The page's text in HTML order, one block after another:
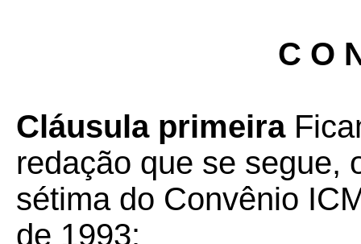
C O
Cláusula primeira
redação que se segue,
sétima do Convênio
de 1993: